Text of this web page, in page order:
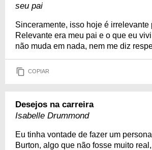
seu pai
Sinceramente, isso hoje é irrelevante
Relevante era meu pai e o que eu
não muda em nada, nem me diz
COPIAR
Desejos na carreira
Isabelle Drummond
Eu tinha vontade de fazer um
Burton, algo que não fosse muito